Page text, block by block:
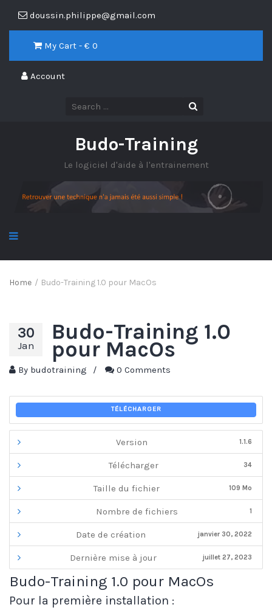
doussin.philippe@gmail.com
My Cart - € 0
Account
Budo-Training
Le logiciel d'aide à l'entrainement
Home / Budo-Training 1.0 pour MacOs
30
Jan
Budo-Training 1.0
pour MacOs
By budotraining / 0 Comments
TÉLÉCHARGER
Version 1.1.6
Télécharger 34
Taille du fichier 109 Mo
Nombre de fichiers 1
Date de création janvier 30, 2022
Dernière mise à jour juillet 27, 2023
Budo-Training 1.0 pour MacOs
Pour la première installation :